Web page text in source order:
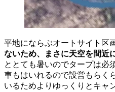
平地にならぶオートサイト区
ないため、まさに天空を間近
ととても暑いのでタープは必
車もはいれるので設営もらく
いるためよりゆっくりとキャ